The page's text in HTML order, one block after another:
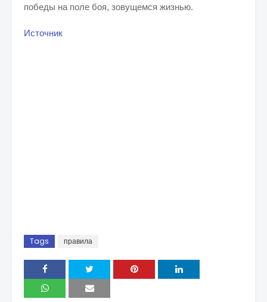
победы на поле боя, зовущемся жизнью.
Источник
Tags правила